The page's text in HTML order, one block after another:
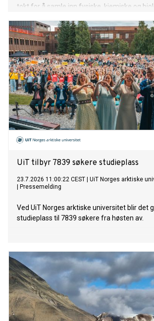
tokt for å samle inn fysiske, kjemiske og
UiT tilbyr 7839 søkere studieplass
23.7.2026 11:00:22 CEST
UiT Norges arktiske
Pressemelding
Ved UiT Norges arktiske universitet blir det
studieplass til 7839 søkere fra høsten av.